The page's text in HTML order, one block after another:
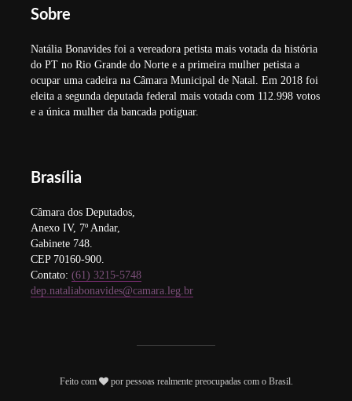
Sobre
Natália Bonavides foi a vereadora petista mais votada da história
do PT no Rio Grande do Norte e a primeira mulher petista a
ocupar uma cadeira na Câmara Municipal de Natal. Em 2018 foi
eleita a segunda deputada federal mais votada com 112.998 votos
e a única mulher da bancada potiguar.
Brasília
Câmara dos Deputados,
Anexo IV, 7º Andar,
Gabinete 748.
CEP 70160-900.
Contato: (61) 3215-5748
dep.nataliabonavides@camara.leg.br
Feito com por pessoas realmente preocupadas com o Brasil.